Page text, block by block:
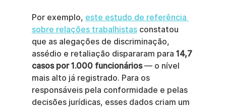
Por exemplo, este estudo de referência
sobre relações trabalhistas constatou
que as alegações de discriminação,
assédio e retaliação dispararam para 14,7
casos por 1.000 funcionários — o nível
mais alto já registrado. Para os
responsáveis pela conformidade e pelas
decisões jurídicas, esses dados criam um